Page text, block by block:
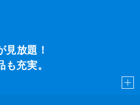
見放題！
充実。